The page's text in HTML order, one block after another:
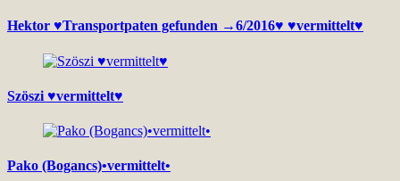
Hektor ♥Transportpaten gefunden →6/2016♥ ♥vermittelt♥
Szöszi ♥vermittelt♥
Pako (Bogancs)•vermittelt•